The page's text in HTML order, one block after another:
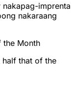
nakapag-imprenta
nakaraang
the Month
half that of the